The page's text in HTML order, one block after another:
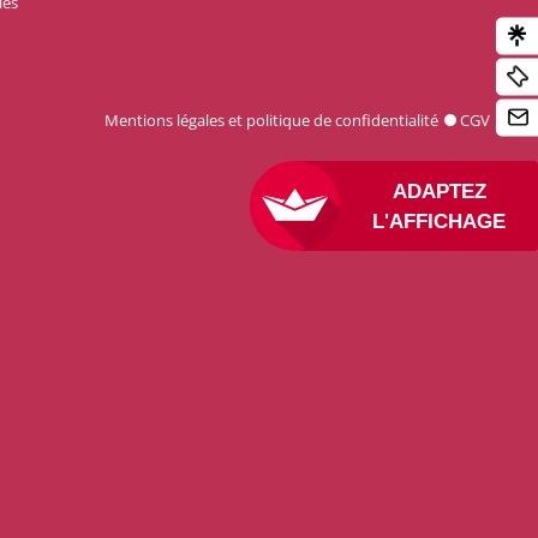
ADAPTEZ
L'AFFICHAGE
Mentions légales et politique de confidentialité CGV